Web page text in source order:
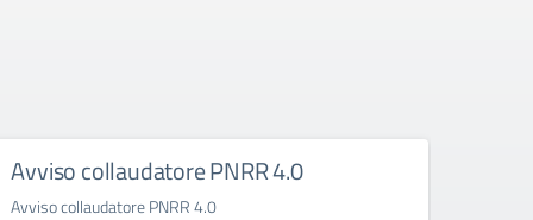
Avviso collaudatore PNRR 4.0
Avviso collaudatore PNRR 4.0